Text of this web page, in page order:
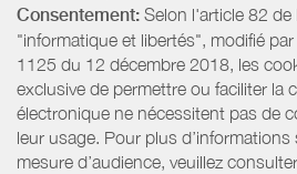
Consentement: Selon l'article 82 de
"informatique et libertés", modifié
1125 du 12 décembre 2018, les
exclusive de permettre ou faciliter la
électronique ne nécessitent pas de
leur usage. Pour plus
mesure d’audience, veuillez